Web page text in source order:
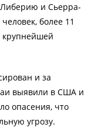
Либерию и Сьерра-
более 11
крупнейшей
и за
выявили в США и
опасения, что
угрозу.